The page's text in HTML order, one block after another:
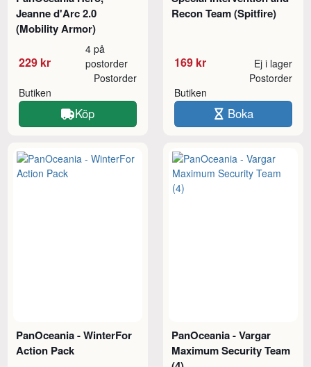
Jeanne d'Arc 2.0
(Mobility Armor)
229 kr
4 på
postorder
Butiken
Postorder
Köp
Recon Team (Spitfire)
169 kr Ej i lager
Butiken
Postorder
Boka
PanOceania - WinterFor
Action Pack
PanOceania - Vargar
Maximum Security Team